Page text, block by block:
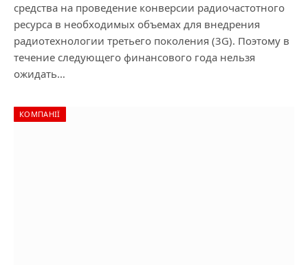
средства на проведение конверсии радиочастотного
ресурса в необходимых объемах для внедрения
радиотехнологии третьего поколения (3G). Поэтому в
течение следующего финансового года нельзя
ожидать…
КОМПАНІЇ